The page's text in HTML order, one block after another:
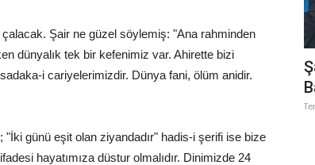
Şair ne güzel söylemiş: "Ana rahminden
dünyalık tek bir kefenimiz var. Ahirette bizi
i cariyelerimizdir. Dünya fani, ölüm anidir.
günü eşit olan ziyandadır" hadis-i şerifi ise bize
hayatımıza düstur olmalıdır. Dinimizde 24
GÜLPINAR, LGS ŞAMPİYONLARINI
AĞIRLADI